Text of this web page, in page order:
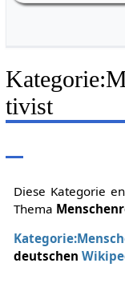
Kategorie:
tivist
Diese Kategorie
Thema
deutschen